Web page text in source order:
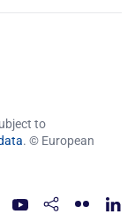
to
. © European